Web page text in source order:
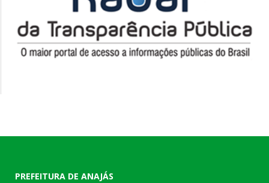
PREFEITURA DE ANAJÁS